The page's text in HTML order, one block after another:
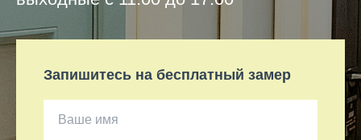
Запишитесь на бесплатный замер